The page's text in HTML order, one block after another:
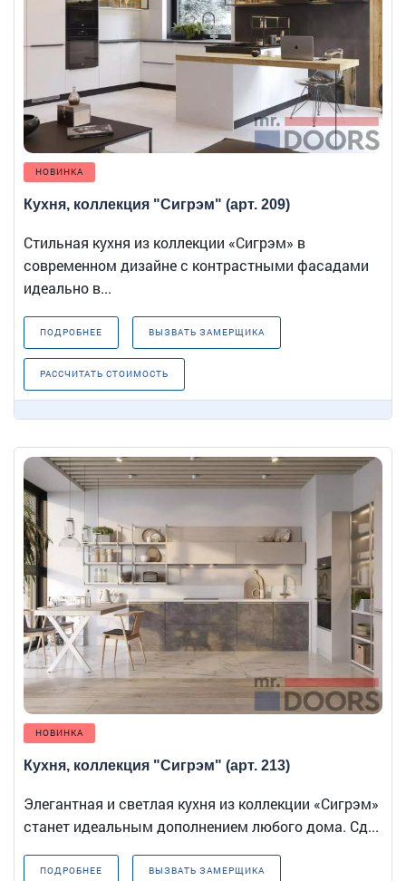
НОВИНКА
Кухня, коллекция "Сигрэм" (арт. 209)
Стильная кухня из коллекции «Сигрэм» в
современном дизайне с контрастными фасадами
идеально в...
ПОДРОБНЕЕ ВЫЗВАТЬ ЗАМЕРЩИКА
РАССЧИТАТЬ СТОИМОСТЬ
НОВИНКА
Кухня, коллекция "Сигрэм" (арт. 213)
Элегантная и светлая кухня из коллекции «Сигрэм»
станет идеальным дополнением любого дома. Сд...
ПОДРОБНЕЕ ВЫЗВАТЬ ЗАМЕРЩИКА